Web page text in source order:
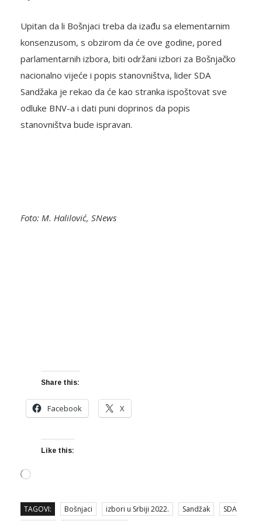
Upitan da li Bošnjaci treba da izađu sa elementarnim
konsenzusom, s obzirom da će ove godine, pored
parlamentarnih izbora, biti održani izbori za Bošnjačko
nacionalno vijeće i popis stanovništva, lider SDA
Sandžaka je rekao da će kao stranka ispoštovat sve
odluke BNV-a i dati puni doprinos da popis
stanovništva bude ispravan.
Foto: M. Halilović, SNews
Share this:
Facebook X
Like this:
Loading…
TAGOVI: Bošnjaci izbori u Srbiji 2022. Sandžak
SDA